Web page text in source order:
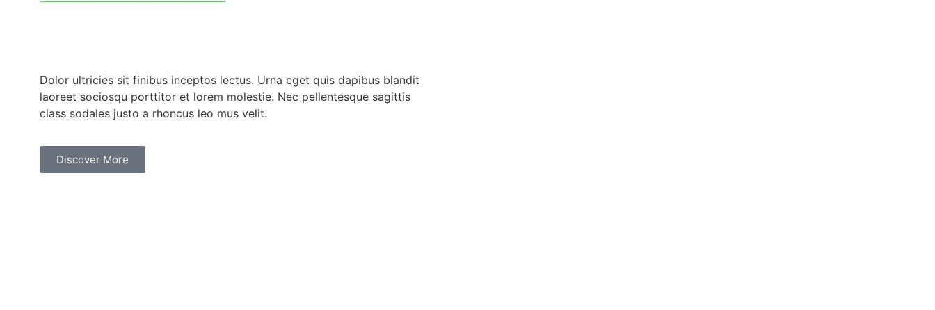
Dolor ultricies sit finibus inceptos lectus. Urna eget quis dapibus blandit
laoreet sociosqu porttitor et lorem molestie. Nec pellentesque sagittis
class sodales justo a rhoncus leo mus velit.
Discover More